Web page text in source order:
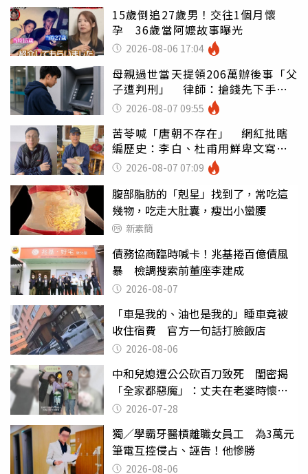
15歲倒追27歲男！交往1個月懷
孕 36歲當阿嬤故事曝光
2026-08-06 17:04
母親過世當天提領206萬辦後事「父
子遭判刑」 律師：搶錢先下手是
罪 2026-08-07 09:55
苦苓喊「唐朝不存在」 網紅批瞎
編歷史：李白、杜甫用鮮卑文寫
詩？2026-08-07 07:09
腹部脂肪的「剋星」找到了，常吃這
幾物，吃走大肚囊，瘦出小蠻腰
新素簡
債務協商臨時喊卡！兆基捲百億債風
暴 檢調搜索前董座李建成
2026-08-07
「車是我的、油也是我的」睡車竟被
收住宿費 官方一句話打臉飯店
2026-08-06
中和兒媳遭公公砍百刀致死 閨密揭
「全家都惡魔」：丈夫在老婆時懷孕
摔東西
2026-07-28
獨／學霸牙醫槓離職女員工 為3萬元
筆電互控侵占、誣告！他慘勝
2026-08-06